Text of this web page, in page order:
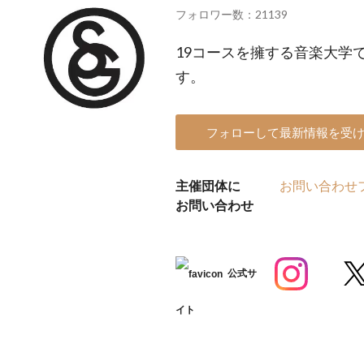
フォロワー数：21139
19コースを擁する音楽大学
す。
フォローして最新情報を受
主催団体に
お問い合わせ
お問い合わせ
公式サ
イト